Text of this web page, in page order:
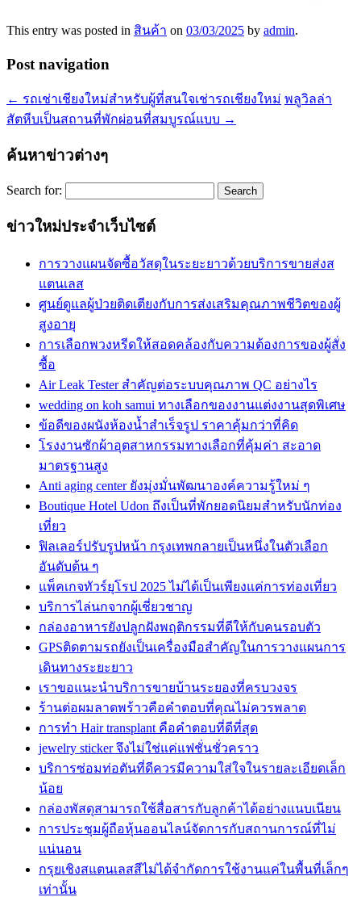
This entry was posted in สินค้า on 03/03/2025 by admin.
Post navigation
← รถเช่าเชียงใหม่สำหรับผู้ที่สนใจเช่ารถเชียงใหม่ พลูวิลล่า
สัตหีบเป็นสถานที่พักผ่อนที่สมบูรณ์แบบ →
ค้นหาข่าวต่างๆ
Search for:
ข่าวใหม่ประจำเว็บไซต์
การวางแผนจัดซื้อวัสดุในระยะยาวด้วยบริการขายส่งส
แตนเลส
ศูนย์ดูแลผู้ป่วยติดเตียงกับการส่งเสริมคุณภาพชีวิตของผู้
สูงอายุ
การเลือกพวงหรีดให้สอดคล้องกับความต้องการของผู้สั่ง
ซื้อ
Air Leak Tester สำคัญต่อระบบคุณภาพ QC อย่างไร
wedding on koh samui ทางเลือกของงานแต่งงานสุดพิเศษ
ข้อดีของผนังห้องน้ำสำเร็จรูป ราคาคุ้มกว่าที่คิด
โรงงานซักผ้าอุตสาหกรรมทางเลือกที่คุ้มค่า สะอาด
มาตรฐานสูง
Anti aging center ยังมุ่งมั่นพัฒนาองค์ความรู้ใหม่ ๆ
Boutique Hotel Udon ถึงเป็นที่พักยอดนิยมสำหรับนักท่อง
เที่ยว
ฟิลเลอร์ปรับรูปหน้า กรุงเทพกลายเป็นหนึ่งในตัวเลือก
อันดับต้น ๆ
แพ็คเกจทัวร์ยุโรป 2025 ไม่ได้เป็นเพียงแค่การท่องเที่ยว
บริการไล่นกจากผู้เชี่ยวชาญ
กล่องอาหารยังปลูกฝังพฤติกรรมที่ดีให้กับคนรอบตัว
GPSติดตามรถยังเป็นเครื่องมือสำคัญในการวางแผนการ
เดินทางระยะยาว
เราขอแนะนำบริการขายบ้านระยองที่ครบวงจร
ร้านต่อผมลาดพร้าวคือคำตอบที่คุณไม่ควรพลาด
การทำ Hair transplant คือคำตอบที่ดีที่สุด
jewelry sticker จึงไม่ใช่แค่แฟชั่นชั่วคราว
บริการซ่อมท่อตันที่ดีควรมีความใส่ใจในรายละเอียดเล็ก
น้อย
กล่องพัสดุสามารถใช้สื่อสารกับลูกค้าได้อย่างแนบเนียน
การประชุมผู้ถือหุ้นออนไลน์จัดการกับสถานการณ์ที่ไม่
แน่นอน
กรุยเชิงสแตนเลสสีไม่ได้จำกัดการใช้งานแค่ในพื้นที่เล็กๆ
เท่านั้น